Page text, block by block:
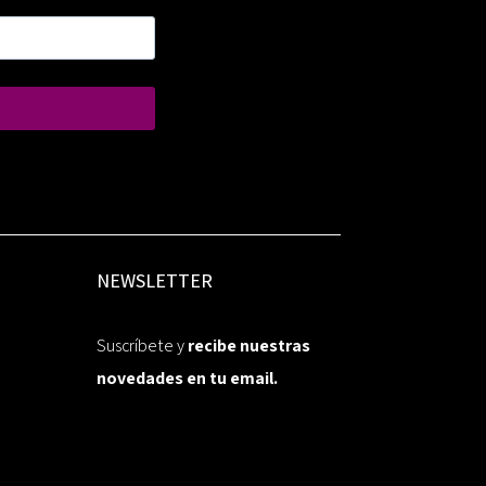
NEWSLETTER
Suscríbete yrecibe nuestras
novedades en tu email.